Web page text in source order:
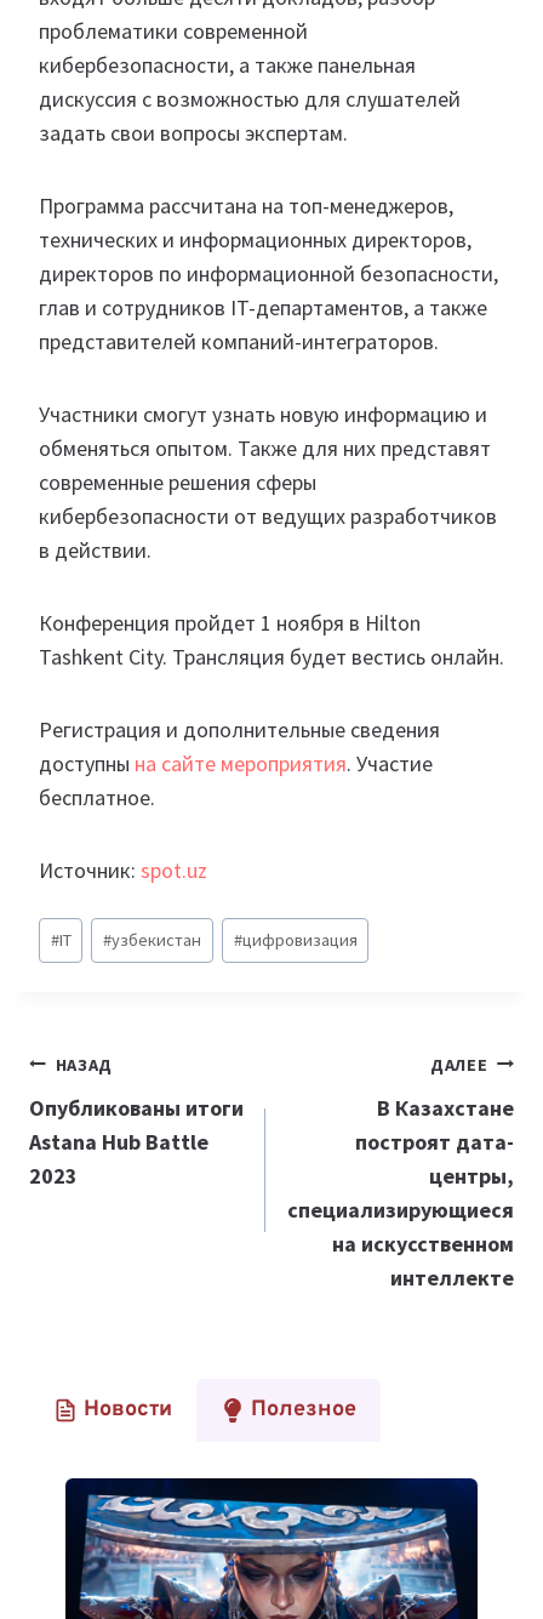
проблематики современной
кибербезопасности, а также панельная
дискуссия с возможностью для слушателей
задать свои вопросы экспертам.
Программа рассчитана на топ-менеджеров,
технических и информационных директоров,
директоров по информационной безопасности,
глав и сотрудников IT-департаментов, а также
представителей компаний-интеграторов.
Участники смогут узнать новую информацию и
обменяться опытом. Также для них представят
современные решения сферы
кибербезопасности от ведущих разработчиков
в действии.
Конференция пройдет 1 ноября в Hilton
Tashkent City. Трансляция будет вестись онлайн.
Регистрация и дополнительные сведения
доступны на сайте мероприятия. Участие
бесплатное.
Источник: spot.uz
Метки
записи:
#IT #узбекистан #цифровизация
Навигация
по
записям
НАЗАД
Опубликованы итоги
Astana Hub Battle
2023
ДАЛЕЕ
В Казахстане
построят дата-
центры,
специализирующиеся
на искусственном
интеллекте
Новости Полезное